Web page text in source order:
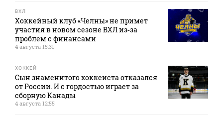
ВХЛ
Хоккейный клуб «Челны» не примет
участия в новом сезоне ВХЛ из‑за
проблем с финансами
4 августа 15:31
ХОККЕЙ
Сын знаменитого хоккеиста отказался
от России. И с гордостью играет за
сборную Канады
4 августа 12:55